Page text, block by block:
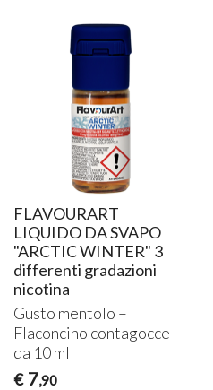
FLAVOURART
LIQUIDO DA SVAPO
"ARCTIC WINTER" 3
differenti gradazioni
nicotina
Gusto mentolo –
Flaconcino contagocce
da 10 ml
€ 7,90